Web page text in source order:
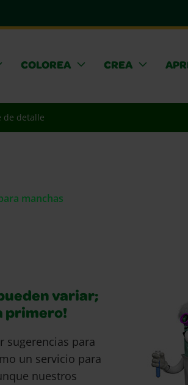
COLOREA CREA
de detalle
manchas
variar;
primero!
sugerencias para
un servicio para
nuestros